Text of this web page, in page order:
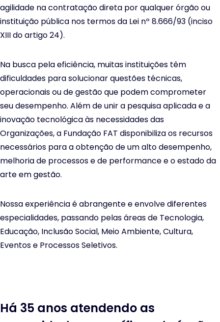
agilidade na contratação direta por qualquer órgão ou
instituição pública nos termos da Lei nº 8.666/93 (inciso
XIII do artigo 24).
Na busca pela eficiência, muitas instituições têm
dificuldades para solucionar questões técnicas,
operacionais ou de gestão que podem comprometer
seu desempenho. Além de unir a pesquisa aplicada e a
inovação tecnológica às necessidades das
Organizações, a Fundação FAT disponibiliza os recursos
necessários para a obtenção de um alto desempenho,
melhoria de processos e de performance e o estado da
arte em gestão.
Nossa experiência é abrangente e envolve diferentes
especialidades, passando pelas áreas de Tecnologia,
Educação, Inclusão Social, Meio Ambiente, Cultura,
Eventos e Processos Seletivos.
Há 35 anos atendendo as